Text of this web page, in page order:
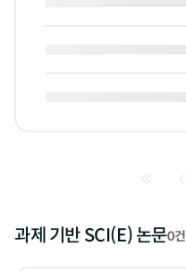
과제 기반 SCI(E) 논문0건